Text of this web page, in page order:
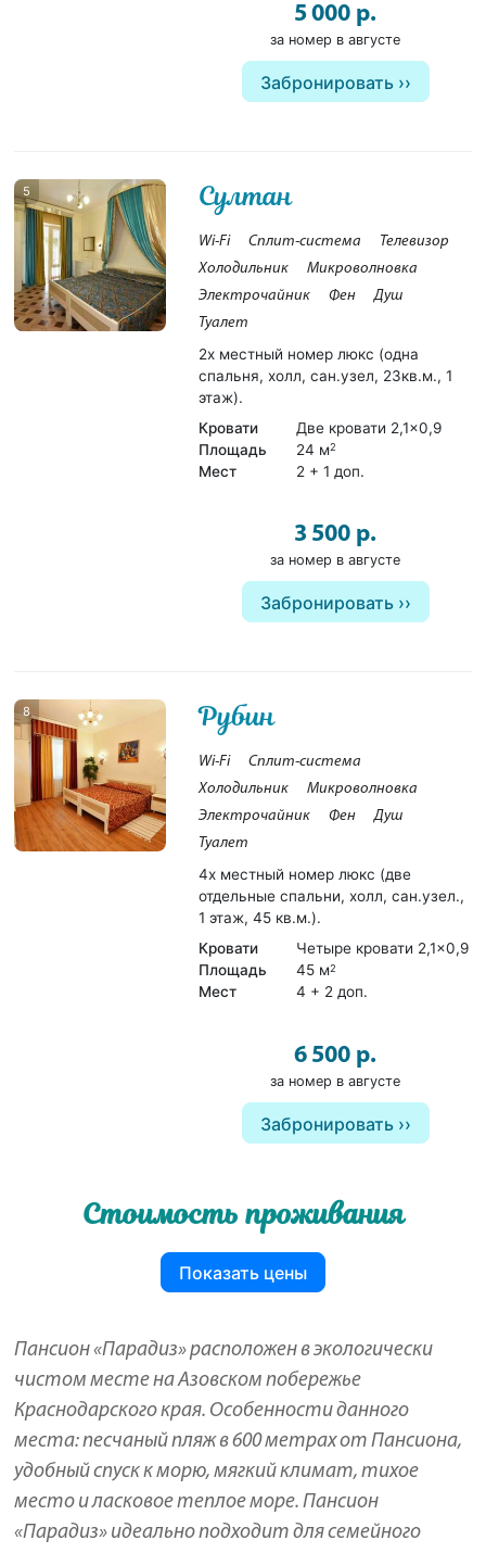
5 000 р.
за номер в августе
Забронировать
5 Султан
Wi-Fi Сплит-система
Телевизор
Холодильник
Микроволновка
Электрочайник
Фен
Душ
Туалет
2х местный номер люкс (одна
спальня, холл, сан.узел, 23кв.м., 1
этаж).
Кровати
Две кровати 2,1×0,9
Площадь
24 м2
Мест 2 + 1 доп.
3 500 р.
за номер в августе
Забронировать
8 Рубин
Wi-Fi
Сплит-система
Холодильник
Микроволновка
Электрочайник
Фен
Душ
Туалет
4х местный номер люкс (две
отдельные спальни, холл, сан.узел.,
1 этаж, 45 кв.м.).
Кровати
Четыре кровати 2,1×0,9
Площадь
45 м2
Мест 4 + 2 доп.
6 500 р.
за номер в августе
Забронировать
Стоимость проживания
Показать цены
Пансион «Парадиз» расположен в экологически
чистом месте на Азовском побережье
Краснодарского края. Особенности данного
места: песчаный пляж в 600 метрах от Пансиона,
удобный спуск к морю, мягкий климат, тихое
место и ласковое теплое море. Пансион
«Парадиз» идеально подходит для семейного